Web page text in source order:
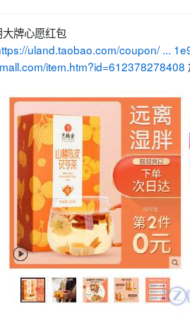
大牌心愿红包
uland.taobao.com/coupon/ ...
item.htm?id=612378278408